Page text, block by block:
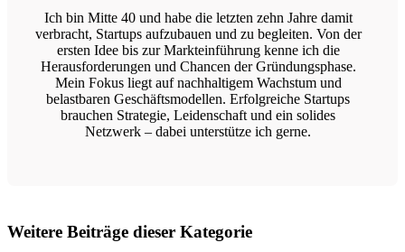
Ich bin Mitte 40 und habe die letzten zehn Jahre damit
verbracht, Startups aufzubauen und zu begleiten. Von der
ersten Idee bis zur Markteinführung kenne ich die
Herausforderungen und Chancen der Gründungsphase.
Mein Fokus liegt auf nachhaltigem Wachstum und
belastbaren Geschäftsmodellen. Erfolgreiche Startups
brauchen Strategie, Leidenschaft und ein solides
Netzwerk – dabei unterstütze ich gerne.
Weitere Beiträge dieser Kategorie